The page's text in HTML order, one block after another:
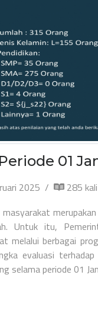
01
2025
285 kali
masyarakat
Untuk itu,
melalui berbagai
evaluasi
selama periode 01